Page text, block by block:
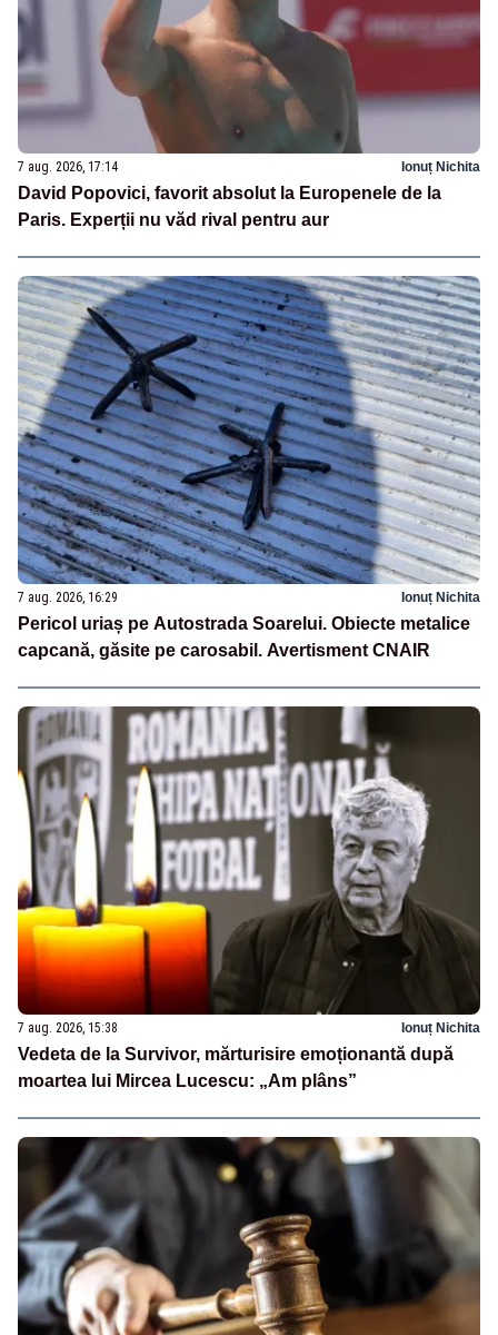
7 aug. 2026, 17:14 Ionuț Nichita
David Popovici, favorit absolut la Europenele de la
Paris. Experții nu văd rival pentru aur
7 aug. 2026, 16:29 Ionuț Nichita
Pericol uriaș pe Autostrada Soarelui. Obiecte metalice
capcană, găsite pe carosabil. Avertisment CNAIR
7 aug. 2026, 15:38 Ionuț Nichita
Vedeta de la Survivor, mărturisire emoționantă după
moartea lui Mircea Lucescu: „Am plâns”